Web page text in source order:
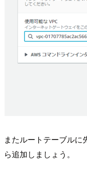
またルートテーブル
ら追加しましょう。